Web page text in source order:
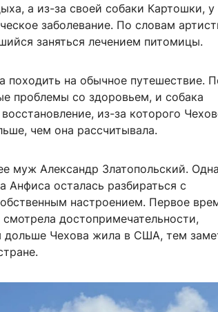
а из-за своей собаки Картошки, у
заболевание. По словам
заняться лечением питомицы.
походить на обычное путешествие.
проблемы со здоровьем, и собака
из-за которого
чем она рассчитывала.
муж Александр Златопольский.
осталась разбираться с
настроением. Первое
достопримечательности,
дольше Чехова жила в США, тем